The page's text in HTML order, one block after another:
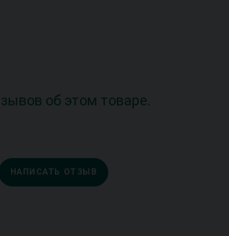
об этом товаре.
НАПИСАТЬ ОТЗЫВ